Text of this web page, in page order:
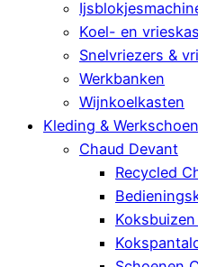
Koel- en
Snelvriezers &
Werkbanken
Wijnkoelkasten
Kleding &
Chaud Devant
Recycled